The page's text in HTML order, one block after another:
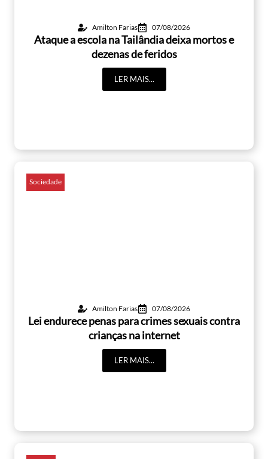
Amilton Farias 07/08/2026
Ataque a escola na Tailândia deixa mortos e
dezenas de feridos
LER MAIS...
Sociedade
Amilton Farias 07/08/2026
Lei endurece penas para crimes sexuais contra
crianças na internet
LER MAIS...